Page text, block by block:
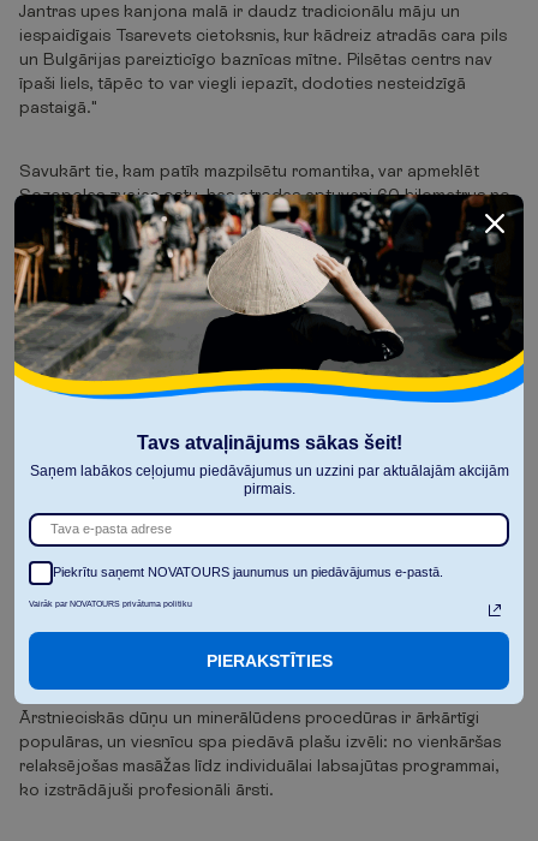
Jantras upes kanjona malā ir daudz tradicionālu māju un
iespaidīgais Tsarevets cietoksnis, kur kādreiz atradās cara pils
un Bulgārijas pareizticīgo baznīcas mītne. Pilsētas centrs nav
īpaši liels, tāpēc to var viegli iepazīt, dodoties nesteidzīgā
pastaigā."
Savukārt tie, kam patīk mazpilsētu romantika, var apmeklēt
Sozopoles zvejas ostu, kas atrodas aptuveni 60 kilometrus no
Saulainā krasta kūrorta. Tās vecajā daļā būs redzamas
zvejnieku laivas un 19. gadsimta koka ēkas, sens dārzs,
cietokšņa sienas un torņi. Vairums viesnīcu atrodas jaunajā
pilsētas daļā – tur atrodama arī izklaide.
Tūrisma speciāliste atzīmē, ka ceļotāju iecienītākā ekskursija ir
džipu safari: “To mīl gan mazi, gan lieli. Tas ir ne tikai lielisks
veids, kā piedzīvot ekstrēmu bezceļu izklaidi, bet arī redzēt
Ārstnieciskās dūņu vannas
Viens no galvenajiem atpūtas elementiem Bulgārijā ir dabiski
izveidojušās dubļu vannas ar ārstnieciskām dūņām, uz kurām
diedināties brauc cilvēki no dažādām pasaules malām.
Ārstnieciskās dūņu un minerālūdens procedūras ir ārkārtīgi
populāras, un viesnīcu spa piedāvā plašu izvēli: no vienkāršas
relaksējošas masāžas līdz individuālai labsajūtas programmai,
ko izstrādājuši profesionāli ārsti.
Tavs atvaļinājums sākas šeit!
Saņem labākos ceļojumu piedāvājumus un uzzini par aktuālajām akcijām
pirmais.
Piekrītu saņemt NOVATOURS jaunumus un piedāvājumus e-pastā.
Vairāk par NOVATOURS privātuma politiku
PIERAKSTĪTIES